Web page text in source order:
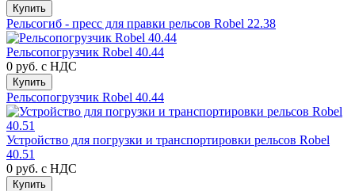
Купить
Рельсогиб - пресс для правки рельсов Robel 22.38
Рельсопогрузчик Robel 40.44
0 руб. с НДС
Купить
Рельсопогрузчик Robel 40.44
Устройство для погрузки и транспортировки рельсов Robel
40.51
0 руб. с НДС
Купить